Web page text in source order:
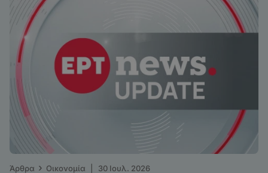
Άρθρα › Οικονομία 30 Ιουλ. 2026